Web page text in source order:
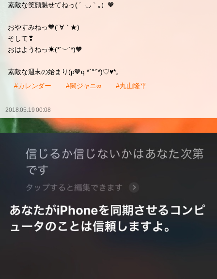
素敵な笑顔魅せてねっ( ´ .◡｀｡）🧡
おやすみねっ🧡(´∀｀★)
そして❣
おはようねっ☀(*´︶`*)🧡
素敵な週末の始まり(p🧡q *´꒳`*)♡♥*。
#カレンダー
#関ジャニ∞ #丸山隆平
2018.05.19 00:08